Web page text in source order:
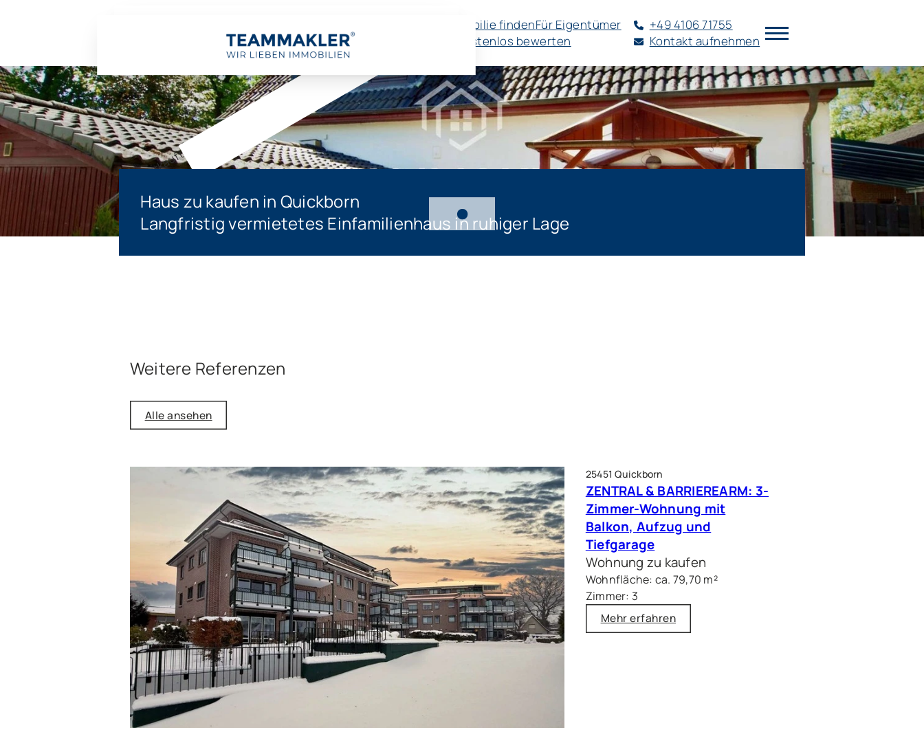
Immobilie findenFür Eigentümer
🚀 Kostenlos bewerten
+49 4106 71755
Kontakt aufnehmen
Verkauft
Haus zu kaufen in Quickborn
Langfristig vermietetes Einfamilienhaus in ruhiger Lage
Weitere Referenzen
Alle ansehen
25451 Quickborn
ZENTRAL & BARRIEREARM: 3-
Zimmer-Wohnung mit
Balkon, Aufzug und
Tiefgarage
Wohnung zu kaufen
Wohnfläche: ca. 79,70 m²
Zimmer: 3
Mehr erfahren